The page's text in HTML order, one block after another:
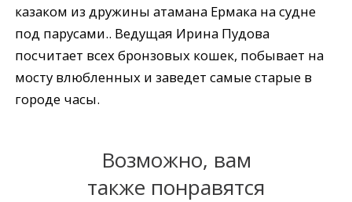
казаком из дружины атамана Ермака на судне
под парусами.. Ведущая Ирина Пудова
посчитает всех бронзовых кошек, побывает на
мосту влюбленных и заведет самые старые в
городе часы.
Возможно, вам
также понравятся